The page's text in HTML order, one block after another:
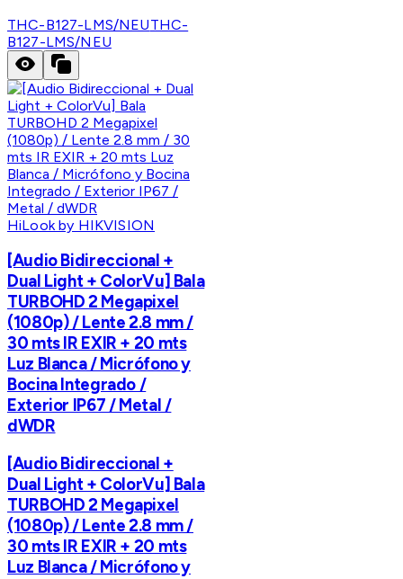
THC-B127-LMS/NEUTHC-
B127-LMS/NEU
HiLook by HIKVISION
[Audio Bidireccional +
Dual Light + ColorVu] Bala
TURBOHD 2 Megapixel
(1080p) / Lente 2.8 mm /
30 mts IR EXIR + 20 mts
Luz Blanca / Micrófono y
Bocina Integrado /
Exterior IP67 / Metal /
dWDR
[Audio Bidireccional +
Dual Light + ColorVu] Bala
TURBOHD 2 Megapixel
(1080p) / Lente 2.8 mm /
30 mts IR EXIR + 20 mts
Luz Blanca / Micrófono y